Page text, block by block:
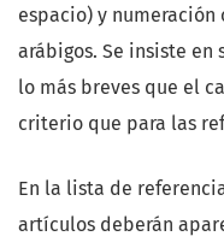
espacio) y
arábigos. Se insiste
lo más breves que el
criterio que para las
En la lista de
artículos deberán